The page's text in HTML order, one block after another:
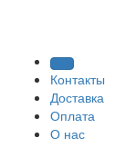
Контакты
Доставка
Оплата
О нас